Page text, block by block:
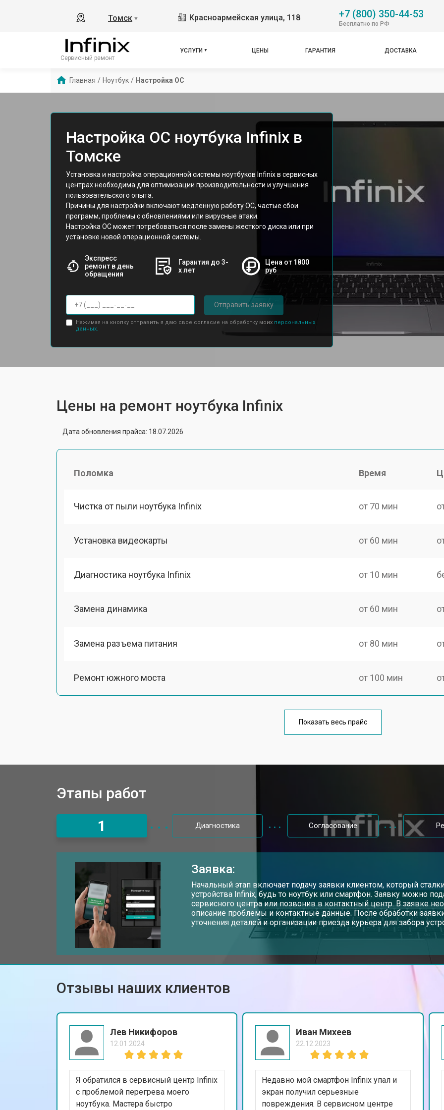
Томск ▼ Красноармейская улица, 118 +7 (800) 350-44-53
Бесплатно по РФ
Сервисный ремонт
УСЛУГИ ЦЕНЫ ГАРАНТИЯ ДОСТАВКА
Главная / Ноутбук / Настройка ОС
Настройка ОС ноутбука Infinix в
Томске
Установка и настройка операционной системы ноутбуков Infinix в сервисных
центрах необходима для оптимизации производительности и улучшения
пользовательского опыта.
Причины для настройки включают медленную работу ОС, частые сбои
программ, проблемы с обновлениями или вирусные атаки.
Настройка ОС может потребоваться после замены жесткого диска или при
установке новой операционной системы.
Экспресс
ремонт в день
обращения
Гарантия до 3-
х лет
Цена от 1800
руб
Отправить заявку
Нажимая на кнопку отправить я даю свое согласие на обработку моих персональных
данных.
Цены на ремонт ноутбука Infinix
Дата обновления прайса: 18.07.2026
Поломка Время
Чистка от пыли ноутбука Infinix от 70 мин
Установка видеокарты от 60 мин
Диагностика ноутбука Infinix от 10 мин
Замена динамика от 60 мин
Замена разъема питания от 80 мин
Ремонт южного моста от 100 мин
от 60 мин
Ремонт мультиконтроллера от 80 мин
Замена разъема HDMI от 110 мин
Замена тачпада ноутбука Infinix от 50 мин
Замена аккумулятора
Замена матрицы ноутбука Infinix от 50 мин
Замена Wi-Fi ноутбука Infinix
Показать весь прайс
Этапы работ
1
Диагностика Согласование
Заявка:
Начальный этап включает подачу заявки клиентом, который
устройства Infinix, будь то ноутбук или смартфон. Заявку можно
сервисного центра или позвонив в контактный центр. В заявке
описание проблемы и контактные данные. После обработки
уточнения деталей и организации приезда курьера для забора
Отзывы наших клиентов
Лев Никифоров
12.01.2024
Я обратился в сервисный центр Infinix
с проблемой перегрева моего
ноутбука. Мастера быстро
Иван Михеев
22.12.2023
Недавно мой смартфон Infinix упал и
экран получил серьезные
повреждения. В сервисном центре